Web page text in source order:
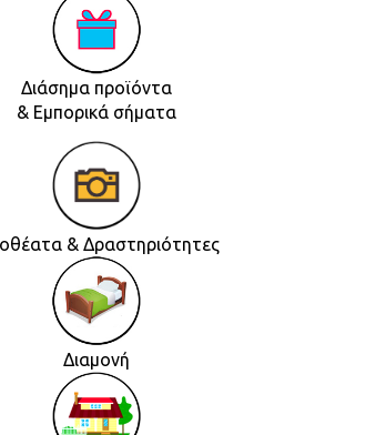
Διάσημα προϊόντα
& Εμπορικά σήματα
& Δραστηριότητες
Διαμονή